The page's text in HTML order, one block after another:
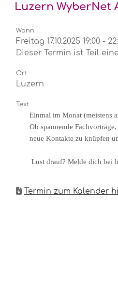
Luzern WyberNet
Wann
Freitag 17.10.2025 19:00 -
Dieser Termin ist Teil
Ort
Luzern
Text
Einmal im Monat (meistens
Ob spannende
neue Kontakte zu knüpfen
Lust drauf? Melde dich bei
Termin zum Kalender